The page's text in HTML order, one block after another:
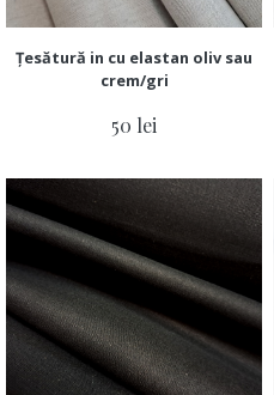
Țesătură in cu elastan oliv sau
crem/gri
50 lei